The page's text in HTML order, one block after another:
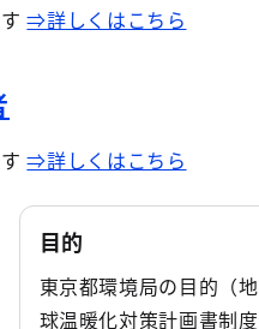
す⇒詳しくはこちら
す⇒詳しくはこちら
目的
東京都環境局の目的（地
球温暖化対策計画書制度